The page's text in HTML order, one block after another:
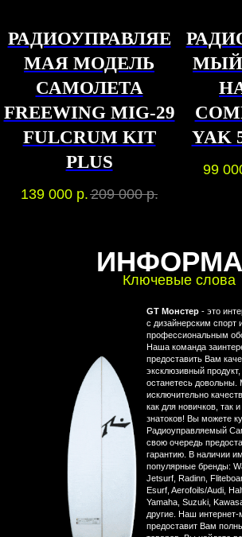
РАДИОУПРАВЛЯЕ
МАЯ МОДЕЛЬ
САМОЛЕТА
FREEWING MIG-29
FULCRUM KIT
PLUS
139 000 р.209 000 р.
МЫЙ
YAK
99
GT Монстер- это
с дизайнерским спорт
профессиональным
Наша команда
предоставить Вам
эксклюзивный
останетесь
исключительно
как для новичков, так
знатоков! Вы можете
Радиоуправляемый
свою очередь
гарантию. В наличии
популярные бренды:
Jetsurf, Radinn,
Esurf, Aerofoils/Audi,
Yamaha, Suzuki,
другие. Наш интернет-
предоставит Вам
Ключевые слова